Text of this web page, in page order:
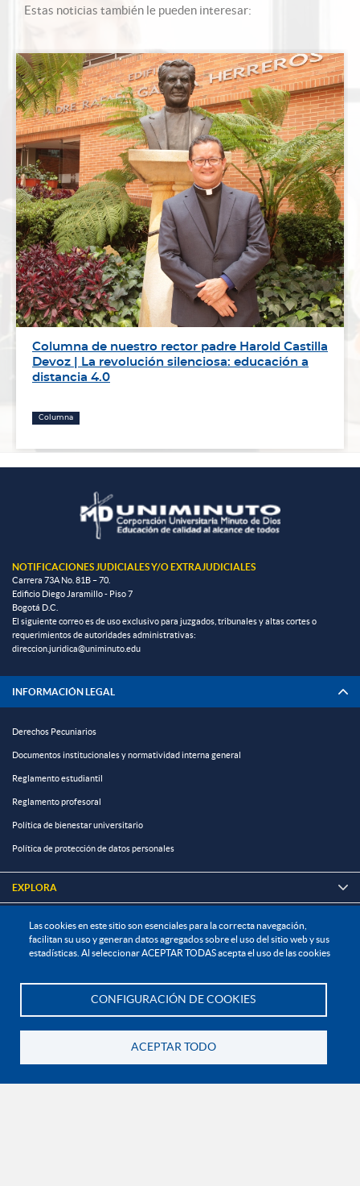
Las cookies en este sitio son esenciales para la correcta navegación,
facilitan su uso y generan datos agregados sobre el uso del sitio web y sus
estadísticas. Al seleccionar ACEPTAR TODAS acepta el uso de las cookies
CONFIGURACIÓN DE COOKIES
ACEPTAR TODO
Estas noticias también le pueden interesar:
Columna de nuestro rector padre Harold Castilla
Devoz | La revolución silenciosa: educación a
distancia 4.0
Columna
NOTIFICACIONES JUDICIALES Y/O EXTRAJUDICIALES
Carrera 73A No. 81B – 70.
Edificio Diego Jaramillo - Piso 7
Bogotá D.C.
El siguiente correo es de uso exclusivo para juzgados, tribunales y altas cortes o
requerimientos de autoridades administrativas:
direccion.juridica@uniminuto.edu
INFORMACIÓN LEGAL
Derechos Pecuniarios
Documentos institucionales y normatividad interna general
Reglamento estudiantil
Reglamento profesoral
Política de bienestar universitario
Política de protección de datos personales
EXPLORA 
¡CONÉCTATE CON LA INSTITUCIÓN!
Línea nacional gratuita:01 8000 11 93 90